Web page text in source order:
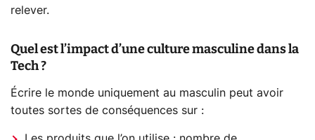
relever.
Quel est l’impact d’une culture masculine dans la
Tech ?
Écrire le monde uniquement au masculin peut avoir
toutes sortes de conséquences sur :